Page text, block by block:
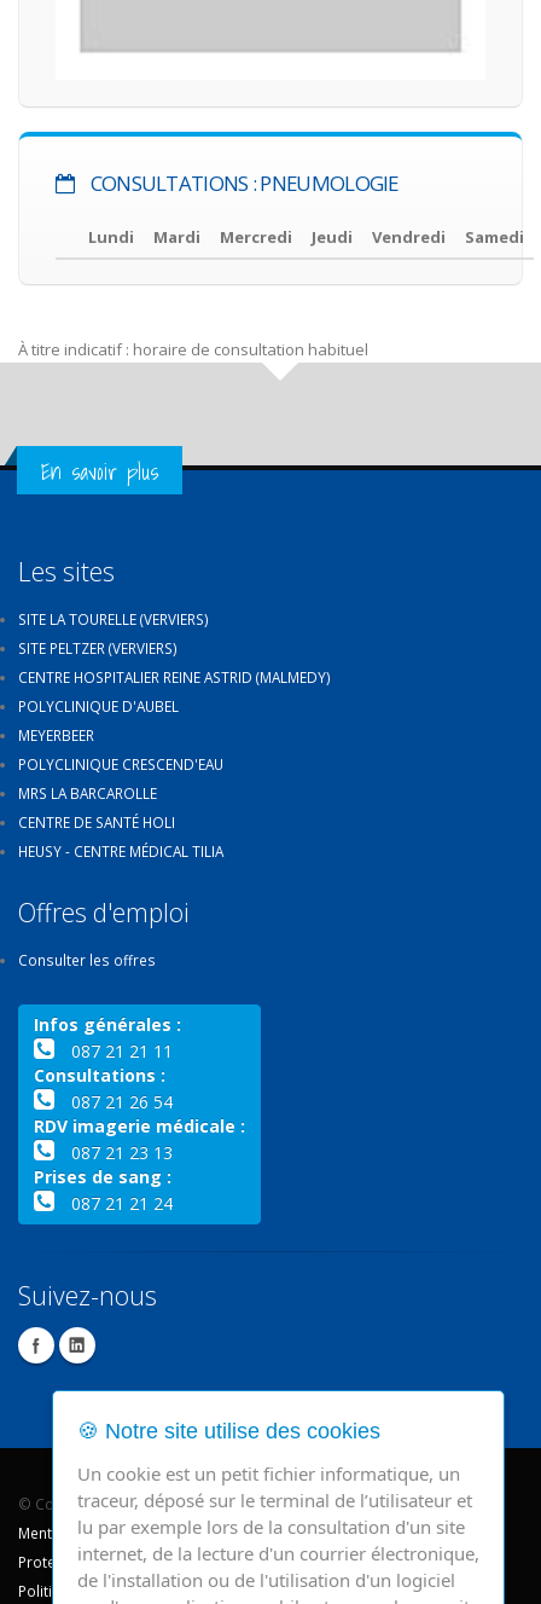
CONSULTATIONS : PNEUMOLOGIE
Lundi Mardi Mercredi Jeudi Vendredi Samedi
À titre indicatif : horaire de consultation habituel
Get in Touch
En savoir plus
Les sites
SITE LA TOURELLE (VERVIERS)
SITE PELTZER (VERVIERS)
CENTRE HOSPITALIER REINE ASTRID (MALMEDY)
POLYCLINIQUE D'AUBEL
MEYERBEER
POLYCLINIQUE CRESCEND'EAU
MRS LA BARCAROLLE
CENTRE DE SANTÉ HOLI
HEUSY - CENTRE MÉDICAL TILIA
Offres d'emploi
Consulter les offres
Infos générales :
087 21 21 11
Consultations :
087 21 26 54
RDV imagerie médicale :
087 21 23 13
Prises de sang :
087 21 21 24
Suivez-nous
© Copyright 2026 - CHR Verviers.
Mentions légales
Protection des données
Politique de cookie
🍪 Notre site utilise des cookies
Un cookie est un petit fichier informatique, un
traceur, déposé sur le terminal de l’utilisateur et
lu par exemple lors de la consultation d'un site
internet, de la lecture d'un courrier électronique,
de l'installation ou de l'utilisation d'un logiciel